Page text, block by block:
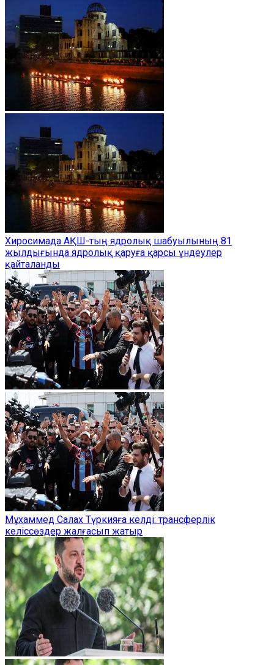
Хиросимада АҚШ-тың ядролық шабуылының 81
жылдығында ядролық қаруға қарсы үндеулер
қайталанды
Мұхаммед Салах Түркияға келді: трансферлік
келіссөздер жалғасып жатыр